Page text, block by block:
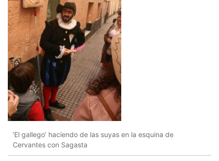
‘El gallego’ haciendo de las suyas en la esquina de
Cervantes con Sagasta